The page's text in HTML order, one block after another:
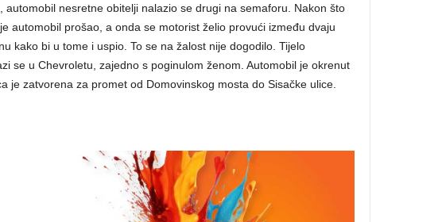
automobil nesretne obitelji nalazio se drugi na semaforu. Nakon što
automobil prošao, a onda se motorist želio provući između dvaju
kako bi u tome i uspio. To se na žalost nije dogodilo. Tijelo
se u Chevroletu, zajedno s poginulom ženom. Automobil je okrenut
je zatvorena za promet od Domovinskog mosta do Sisačke ulice.